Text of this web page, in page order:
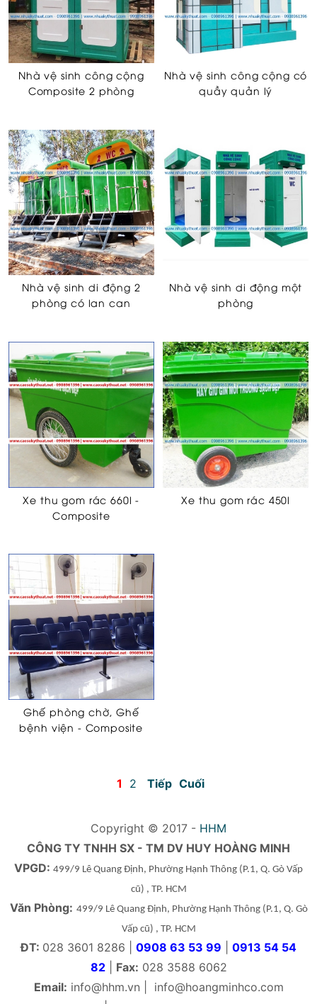
Nhà vệ sinh công cộng
Composite 2 phòng
Nhà vệ sinh công cộng có
quầy quản lý
Nhà vệ sinh di động 2
phòng có lan can
Nhà vệ sinh di động một
phòng
Xe thu gom rác 660l -
Composite
Xe thu gom rác 450l
Ghế phòng chờ, Ghế
bệnh viện - Composite
1 2 Tiếp Cuối
Copyright © 2017 - HHM
CÔNG TY TNHH SX - TM DV HUY HOÀNG MINH
VPGD: 499/9 Lê Quang Định, Phường Hạnh Thông (P.1, Q. Gò Vấp
cũ) , TP. HCM
Văn Phòng: 499/9 Lê Quang Định, Phường Hạnh Thông(P.1, Q. Gò
Vấp cũ) , TP. HCM
ĐT: 028 3601 8286 | 0908 63 53 99
0913 54 54
82| Fax: 028 3588 6062
Email: info@hhm.vn
info@hoangminhco.com